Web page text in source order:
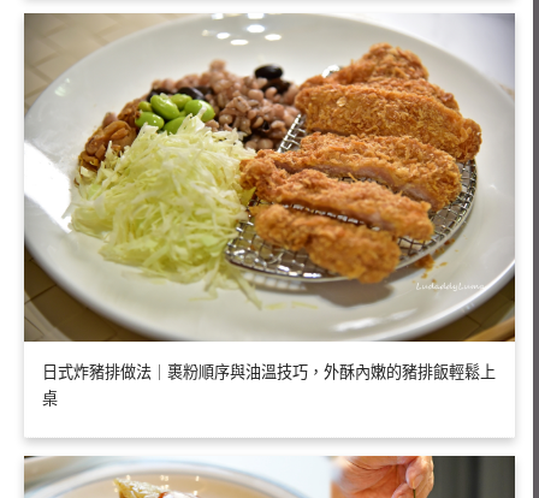
日式炸豬排做法｜裹粉順序與油溫技巧，外酥內嫩的豬排飯輕鬆上
桌